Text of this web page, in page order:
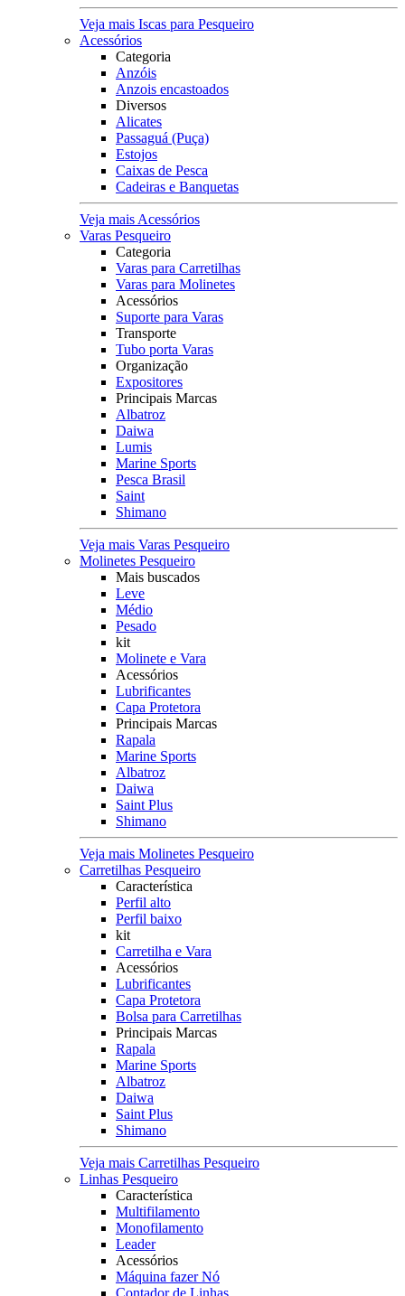
Veja mais Iscas para Pesqueiro
Acessórios
Categoria
Anzóis
Anzois encastoados
Diversos
Alicates
Passaguá (Puça)
Estojos
Caixas de Pesca
Cadeiras e Banquetas
Veja mais Acessórios
Varas Pesqueiro
Categoria
Varas para Carretilhas
Varas para Molinetes
Acessórios
Suporte para Varas
Transporte
Tubo porta Varas
Organização
Expositores
Principais Marcas
Albatroz
Daiwa
Lumis
Marine Sports
Pesca Brasil
Saint
Shimano
Veja mais Varas Pesqueiro
Molinetes Pesqueiro
Mais buscados
Leve
Médio
Pesado
kit
Molinete e Vara
Acessórios
Lubrificantes
Capa Protetora
Principais Marcas
Rapala
Marine Sports
Albatroz
Daiwa
Saint Plus
Shimano
Veja mais Molinetes Pesqueiro
Carretilhas Pesqueiro
Característica
Perfil alto
Perfil baixo
kit
Carretilha e Vara
Acessórios
Lubrificantes
Capa Protetora
Bolsa para Carretilhas
Principais Marcas
Rapala
Marine Sports
Albatroz
Daiwa
Saint Plus
Shimano
Veja mais Carretilhas Pesqueiro
Linhas Pesqueiro
Característica
Multifilamento
Monofilamento
Leader
Acessórios
Máquina fazer Nó
Contador de Linhas